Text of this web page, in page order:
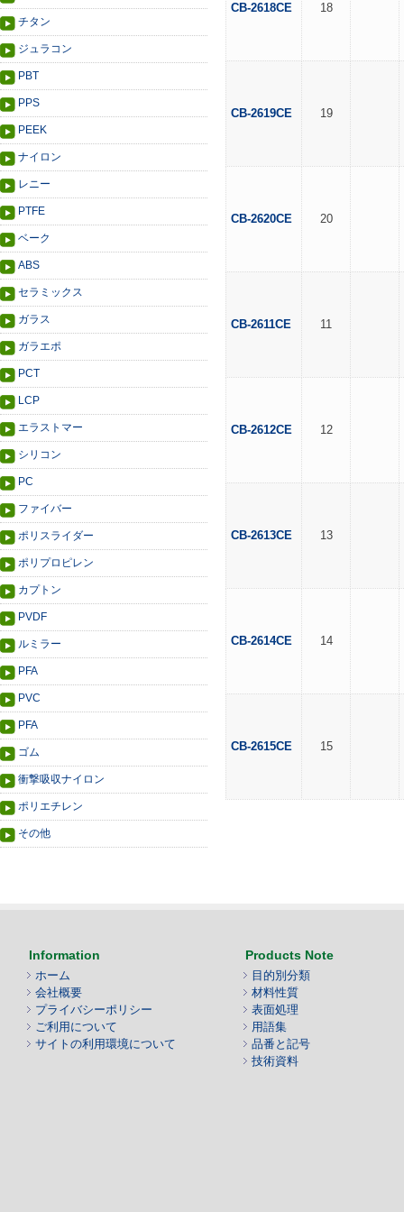
チタン
ジュラコン
PBT
PPS
PEEK
ナイロン
レニー
PTFE
ベーク
ABS
セラミックス
ガラス
ガラエポ
PCT
LCP
エラストマー
シリコン
PC
ファイバー
ポリスライダー
ポリプロピレン
カプトン
PVDF
ルミラー
PFA
PVC
PFA
ゴム
衝撃吸収ナイロン
ポリエチレン
その他
CB-2618CE 18
CB-2619CE 19
CB-2620CE 20
CB-2611CE 11
CB-2612CE 12
CB-2613CE 13
CB-2614CE 14
CB-2615CE 15
Information
ホーム
会社概要
プライバシーポリシー
ご利用について
サイトの利用環境について
Products Note
目的別分類
材料性質
表面処理
用語集
品番と記号
技術資料